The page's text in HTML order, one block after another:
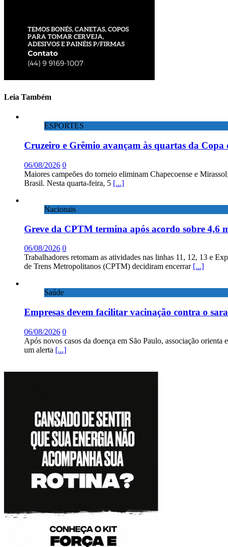
Leia Também
ESPORTES
Cruzeiro e Grêmio avançam às quartas da Copa
06/08/2026 0
Maiores campeões do torneio eliminam Chapecoense e
Brasil. Nesta quarta-feira, 5 [...]
Nacionais
Greve da CPTM termina após acordo sobre 4,6
06/08/2026 0
Trabalhadores retomam as atividades nas linhas 11, 12, 13 e
de Trens Metropolitanos (CPTM) decidiram encerrar [...]
Saúde
Empresas devem facilitar vacinação contra o
06/08/2026 0
Após novos casos da doença em São Paulo, associação
um alerta [...]